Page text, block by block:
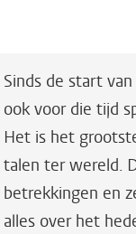
Sinds de start
ook voor die tijd
Het is het
talen ter wereld.
betrekkingen en
alles over het